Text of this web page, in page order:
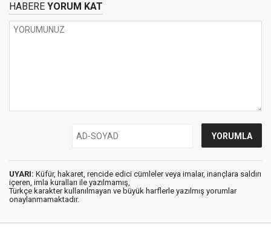
HABERE YORUM KAT
UYARI: Küfür, hakaret, rencide edici cümleler veya imalar, inançlara saldırı
içeren, imla kuralları ile yazılmamış,
Türkçe karakter kullanılmayan ve büyük harflerle yazılmış yorumlar
onaylanmamaktadır.